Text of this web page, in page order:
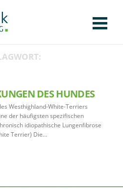
DES HUNDES
Westhighland-White-Terriers
der häufigsten spezifischen
idiopathische Lungenfibrose
Terrier) Die…